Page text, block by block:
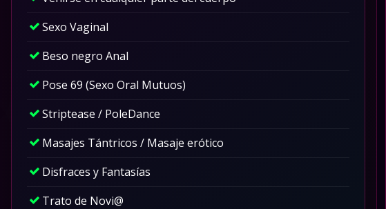
Sexo Vaginal
Beso negro Anal
Pose 69 (Sexo Oral Mutuos)
Striptease / PoleDance
Masajes Tántricos / Masaje erótico
Disfraces y Fantasías
Trato de Novi@